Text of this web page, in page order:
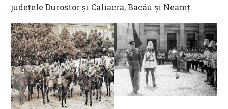
judeţele Durostor şi Caliacra, Bacău şi Neamţ.